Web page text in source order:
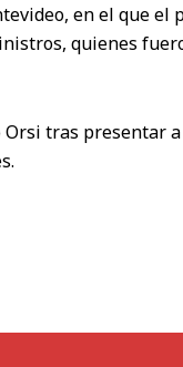
en el que el
quienes
Orsi tras presentar